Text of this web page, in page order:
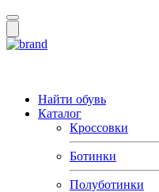
Найти обувь
Каталог
Кроссовки
Ботинки
Полуботинки